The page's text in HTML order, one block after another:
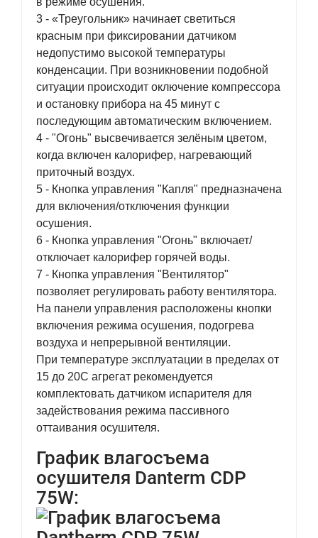
3 - «Треугольник» начинает светиться
красным при фиксировании датчиком
недопустимо высокой температуры
конденсации. При возникновении подобной
ситуации происходит оключение компрессора
и остановку прибора на 45 минут с
последующим автоматическим включением.
4 - "Огонь" высвечивается зелёным цветом,
когда включен калорифер, нагревающий
приточный воздух.
5 - Кнопка управления "Капля" предназначена
для включения/отключения функции
осушения.
6 - Кнопка управления "Огонь" включает/
отключает калорифер горячей воды.
7 - Кнопка управления "Вентилятор"
позволяет регулировать работу вентилятора.
На панели управления расположены кнопки
включения режима осушения, подогрева
воздуха и непрерывной вентиляции.
При температуре эксплуатации в пределах от
15 до 20С агрегат рекомендуется
комплектовать датчиком испарителя для
задействования режима пассивного
оттаивания осушителя.
График влагосъема
осушителя Danterm CDP
75W: